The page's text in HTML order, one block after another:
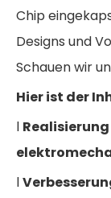
Chip
Designs und
Schauen wir
Hier ist der
l
l